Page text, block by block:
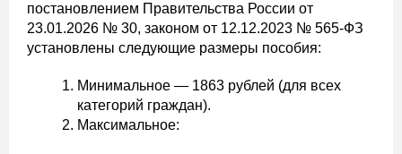
постановлением Правительства России от
23.01.2026 № 30, законом от 12.12.2023 № 565-ФЗ
установлены следующие размеры пособия:
Минимальное — 1863 рублей (для всех
категорий граждан).
Максимальное: